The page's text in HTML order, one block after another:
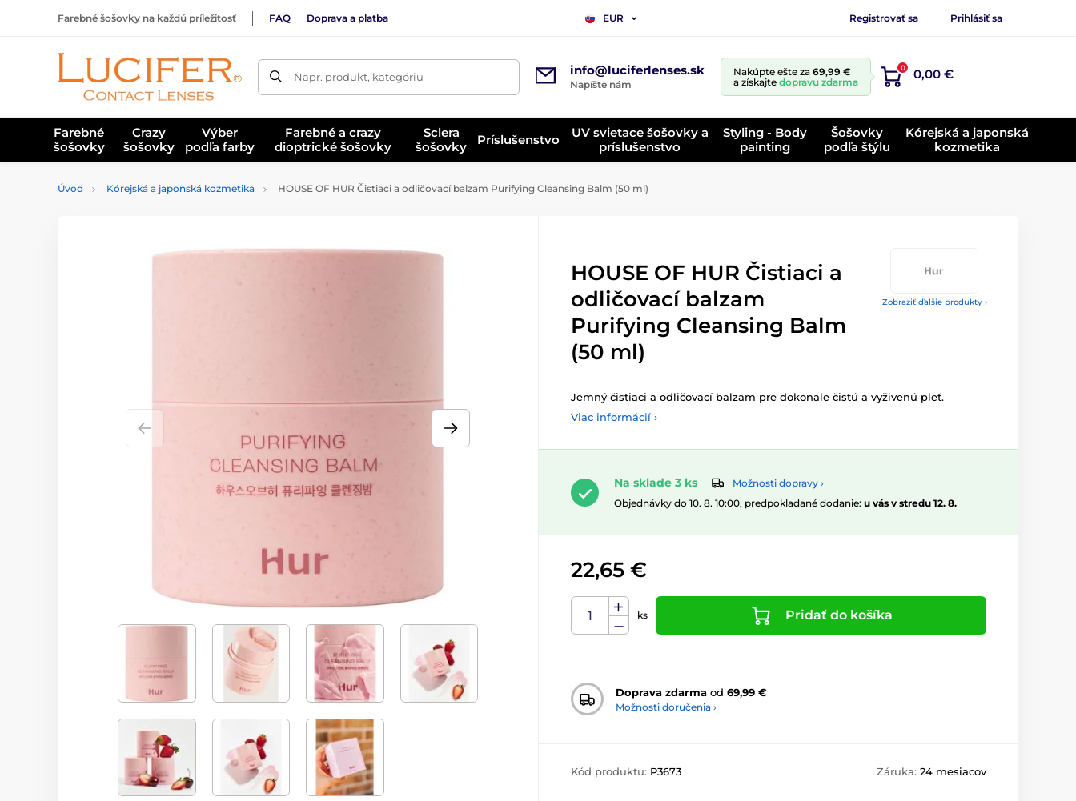
Farebné šošovky na každú príležitosť FAQ Doprava a platba EUR Registrovať sa Prihlásiť sa
Napr. produkt, kategóriu info@luciferlenses.sk
Napíšte nám
Nakúpte ešte za 69,99 €
a získajte dopravu zdarma
0 0,00 €
Farebné
šošovky
Crazy
šošovky
Výber
podľa farby
Farebné a crazy
dioptrické šošovky
Sclera
šošovky
Príslušenstvo
UV svietace šošovky a
príslušenstvo
Styling - Body
painting
Šošovky
podľa štýlu
Kórejská a japonská
kozmetika
Úvod Kórejská a japonská kozmetika HOUSE OF HUR Čistiaci a odličovací balzam Purifying Cleansing Balm (50 ml)
Zobraziť ďalšie produkty ›
HOUSE OF HUR Čistiaci a
odličovací balzam
Purifying Cleansing Balm
(50 ml)
Jemný čistiaci a odličovací balzam pre dokonale čistú a vyživenú pleť.
Viac informácií ›
Na sklade 3 ks
Možnosti dopravy ›
Objednávky do 10. 8. 10:00, predpokladané dodanie: u vás v stredu 12. 8.
22,65 €
ks Pridať do košíka
Doprava zdarma od 69,99 €
Možnosti doručenia ›
Kód produktu: P3673 Záruka: 24 mesiacov